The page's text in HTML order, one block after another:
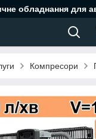
обладнання для
Компресори